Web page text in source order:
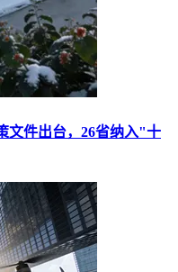
文件出台，26省纳入"十